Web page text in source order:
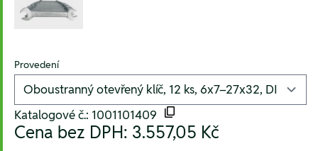
Provedení
Katalogové č.: 1001101409
Cena bez DPH: 3.557,05 Kč